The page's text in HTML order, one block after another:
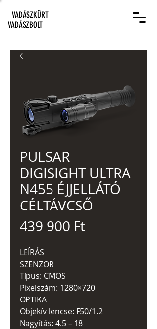
VADÁSZKÜRT
VADÁSZBOLT
PULSAR
DIGISIGHT ULTRA
N455 ÉJJELLÁTÓ
CÉLTÁVCSŐ
439 900 FtÁr
LEÍRÁS
SZENZOR
Típus: CMOS
Pixelszám: 1280×720
OPTIKA
Objekív lencse: F50/1.2
Nagyítás: 4.5 – 18